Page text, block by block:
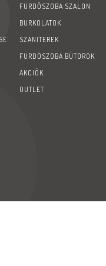
FÜRDŐSZOBA SZALON
BURKOLATOK
SZANITEREK
FÜRDÖSZOBA BÚTOROK
AKCIÓK
OUTLET